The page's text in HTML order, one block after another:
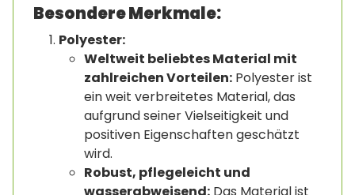
Besondere Merkmale:
Polyester:
Weltweit beliebtes Material mit
zahlreichen Vorteilen: Polyester ist
ein weit verbreitetes Material, das
aufgrund seiner Vielseitigkeit und
positiven Eigenschaften geschätzt
wird.
Robust, pflegeleicht und